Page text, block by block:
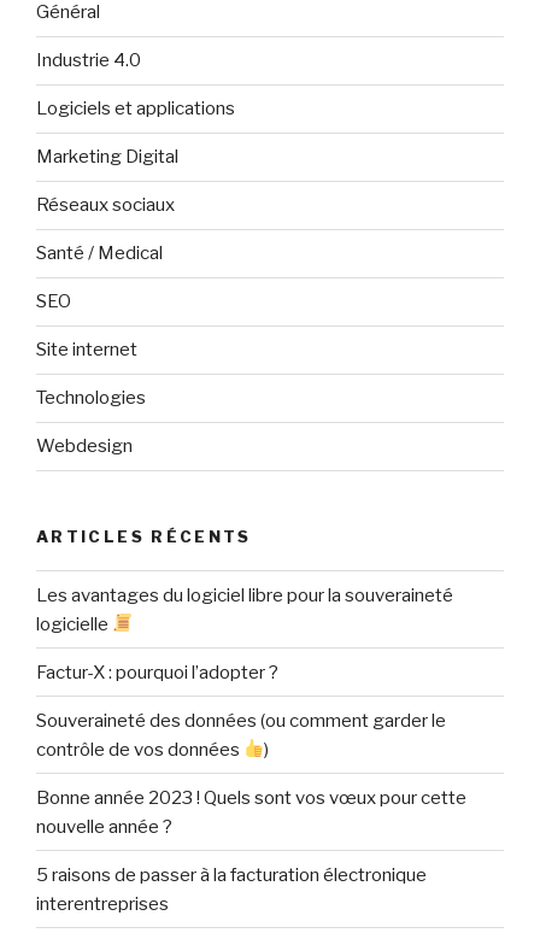
Général
Industrie 4.0
Logiciels et applications
Marketing Digital
Réseaux sociaux
Santé / Medical
SEO
Site internet
Technologies
Webdesign
ARTICLES RÉCENTS
Les avantages du logiciel libre pour la souveraineté
logicielle
Factur-X : pourquoi l’adopter ?
Souveraineté des données (ou comment garder le
contrôle de vos données
)
Bonne année 2023 ! Quels sont vos vœux pour cette
nouvelle année ?
5 raisons de passer à la facturation électronique
interentreprises